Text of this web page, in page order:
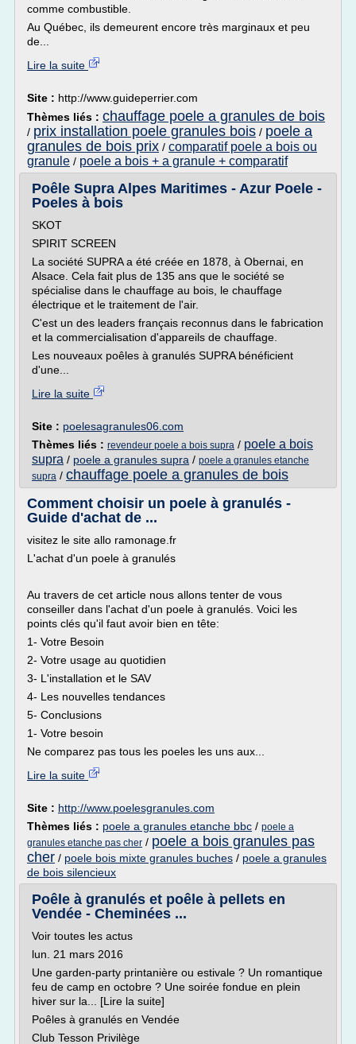
comme combustible.
Au Québec, ils demeurent encore très marginaux et peu
de...
Lire la suite
Site : http://www.guideperrier.com
Thèmes liés : chauffage poele a granules de bois
/ prix installation poele granules bois / poele a
granules de bois prix / comparatif poele a bois ou
granule / poele a bois + a granule + comparatif
Poêle Supra Alpes Maritimes - Azur Poele -
Poeles à bois
SKOT
SPIRIT SCREEN
La société SUPRA a été créée en 1878, à Obernai, en
Alsace. Cela fait plus de 135 ans que le société se
spécialise dans le chauffage au bois, le chauffage
électrique et le traitement de l'air.
C'est un des leaders français reconnus dans le fabrication
et la commercialisation d'appareils de chauffage.
Les nouveaux poêles à granulés SUPRA bénéficient
d'une...
Lire la suite
Site : poelesagranules06.com
Thèmes liés : revendeur poele a bois supra / poele a bois
supra / poele a granules supra / poele a granules etanche
supra / chauffage poele a granules de bois
Comment choisir un poele à granulés -
Guide d'achat de ...
visitez le site allo ramonage.fr
L'achat d'un poele à granulés
Au travers de cet article nous allons tenter de vous
conseiller dans l'achat d'un poele à granulés. Voici les
points clés qu'il faut avoir bien en tête:
1- Votre Besoin
2- Votre usage au quotidien
3- L'installation et le SAV
4- Les nouvelles tendances
5- Conclusions
1- Votre besoin
Ne comparez pas tous les poeles les uns aux...
Lire la suite
Site : http://www.poelesgranules.com
Thèmes liés : poele a granules etanche bbc / poele a
granules etanche pas cher / poele a bois granules pas
cher / poele bois mixte granules buches / poele a granules
de bois silencieux
Poêle à granulés et poêle à pellets en
Vendée - Cheminées ...
Voir toutes les actus
lun. 21 mars 2016
Une garden-party printanière ou estivale ? Un romantique
feu de camp en octobre ? Une soirée fondue en plein
hiver sur la... [Lire la suite]
Poêles à granulés en Vendée
Club Tesson Privilège